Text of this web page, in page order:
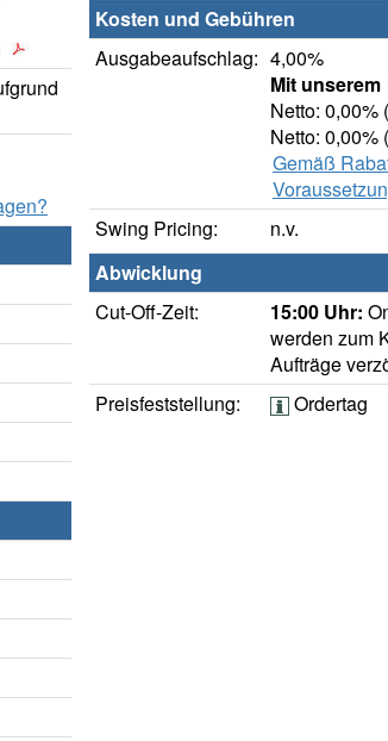
Kosten und Gebühren
Ausgabeaufschlag: 4,00%
Mit unserem
Netto: 0,00%
Netto: 0,00%
Gemäß
Swing Pricing:
n.v.
Abwicklung
Cut-Off-Zeit:
15:00 Uhr:
werden zum
Aufträge
Preisfeststellung:
Ordertag